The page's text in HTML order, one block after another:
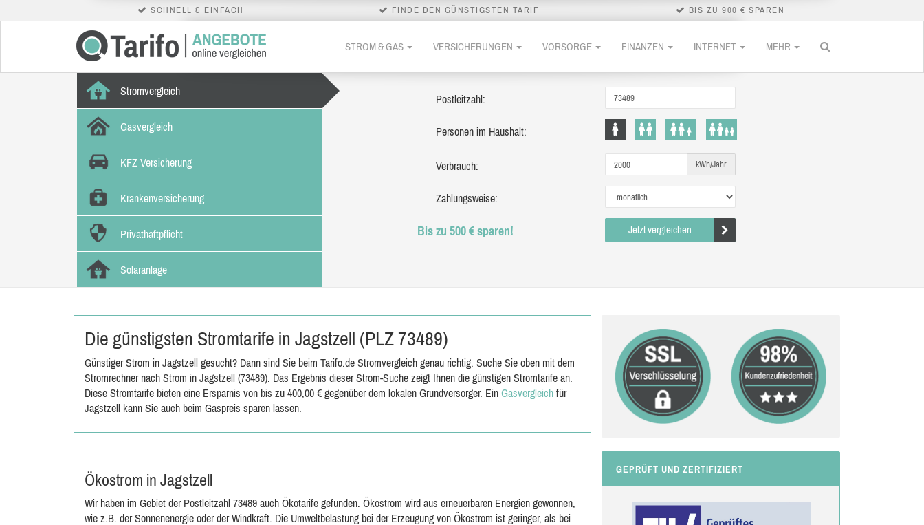
SCHNELL & EINFACH FINDE DEN GÜNSTIGSTEN TARIF BIS ZU 900 € SPAREN
STROM & GAS VERSICHERUNGEN VORSORGE FINANZEN INTERNET MEHR
Stromvergleich
Gasvergleich
KFZ Versicherung
Krankenversicherung
Privathaftpflicht
Solaranlage
Postleitzahl:
Personen im Haushalt:
Verbrauch: kWh/Jahr
Zahlungsweise:
Bis zu 500 € sparen! Jetzt vergleichen
Die günstigsten Stromtarife in Jagstzell (PLZ 73489)
Günstiger Strom in Jagstzell gesucht? Dann sind Sie beim Tarifo.de Stromvergleich genau richtig. Suche Sie oben mit dem
Stromrechner nach Strom in Jagstzell (73489). Das Ergebnis dieser Strom-Suche zeigt Ihnen die günstigen Stromtarife an.
Diese Stromtarife bieten eine Ersparnis von bis zu 400,00 € gegenüber dem lokalen Grundversorger. Ein Gasvergleich für
Jagstzell kann Sie auch beim Gaspreis sparen lassen.
Ökostrom in Jagstzell
Wir haben im Gebiet der Postleitzahl 73489 auch Ökotarife gefunden. Ökostrom wird aus erneuerbaren Energien gewonnen,
wie z.B. der Sonnenenergie oder der Windkraft. Die Umweltbelastung bei der Erzeugung von Ökostrom ist geringer, als bei
GEPRÜFT UND ZERTIFIZIERT